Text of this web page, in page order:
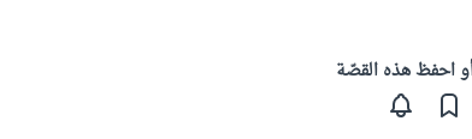
احفظ هذه القصّة